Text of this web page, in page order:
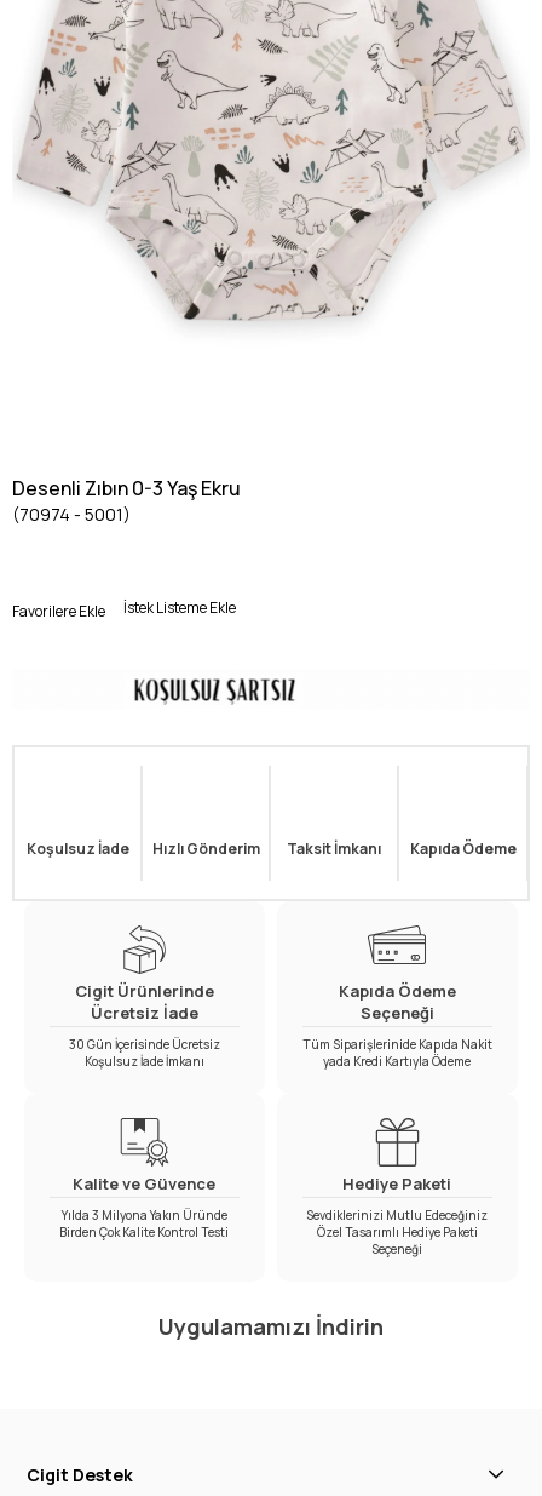
Desenli Zıbın 0-3 Yaş Ekru
(70974 - 5001)
Favorilere Ekle İstek Listeme Ekle
Koşulsuz İade Hızlı Gönderim Taksit İmkanı Kapıda Ödeme
Cigit Ürünlerinde
Ücretsiz İade
30 Gün İçerisinde Ücretsiz
Koşulsuz İade İmkanı
Kapıda Ödeme
Seçeneği
Tüm Siparişlerinide Kapıda Nakit
yada Kredi Kartıyla Ödeme
Kalite ve Güvence
Yılda 3 Milyona Yakın Üründe
Birden Çok Kalite Kontrol Testi
Hediye Paketi
Sevdiklerinizi Mutlu Edeceğiniz
Özel Tasarımlı Hediye Paketi
Seçeneği
Uygulamamızı İndirin
Cigit Destek